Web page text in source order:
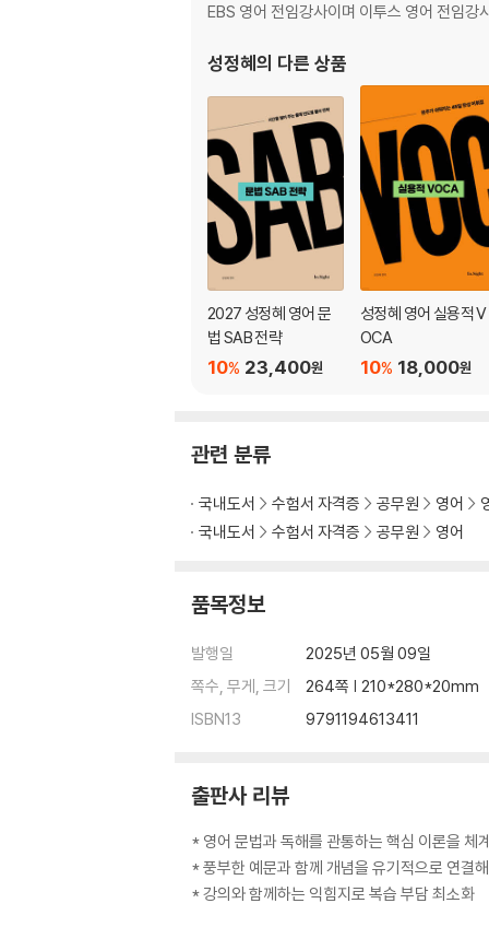
EBS 영어 전임강사이며 이투스 영어 전임
성정혜의 다른 상품
2027 성정혜 영어 문
법 SAB 전략
23,400원
10%
성정혜 영어 실용적 V
OCA
18,000원
10%
관련 분류
국내도서 수험서 자격증 공무원 영어
국내도서
수험서 자격증 공무원 영어
품목정보
발행일
2025년 05월 09일
쪽수, 무게, 크기
264쪽 | 210*280*20mm
ISBN13
9791194613411
출판사 리뷰
* 영어 문법과 독해를 관통하는 핵심 이론을 체
* 풍부한 예문과 함께 개념을 유기적으로 연결
* 강의와 함께하는 익힘지로 복습 부담 최소화